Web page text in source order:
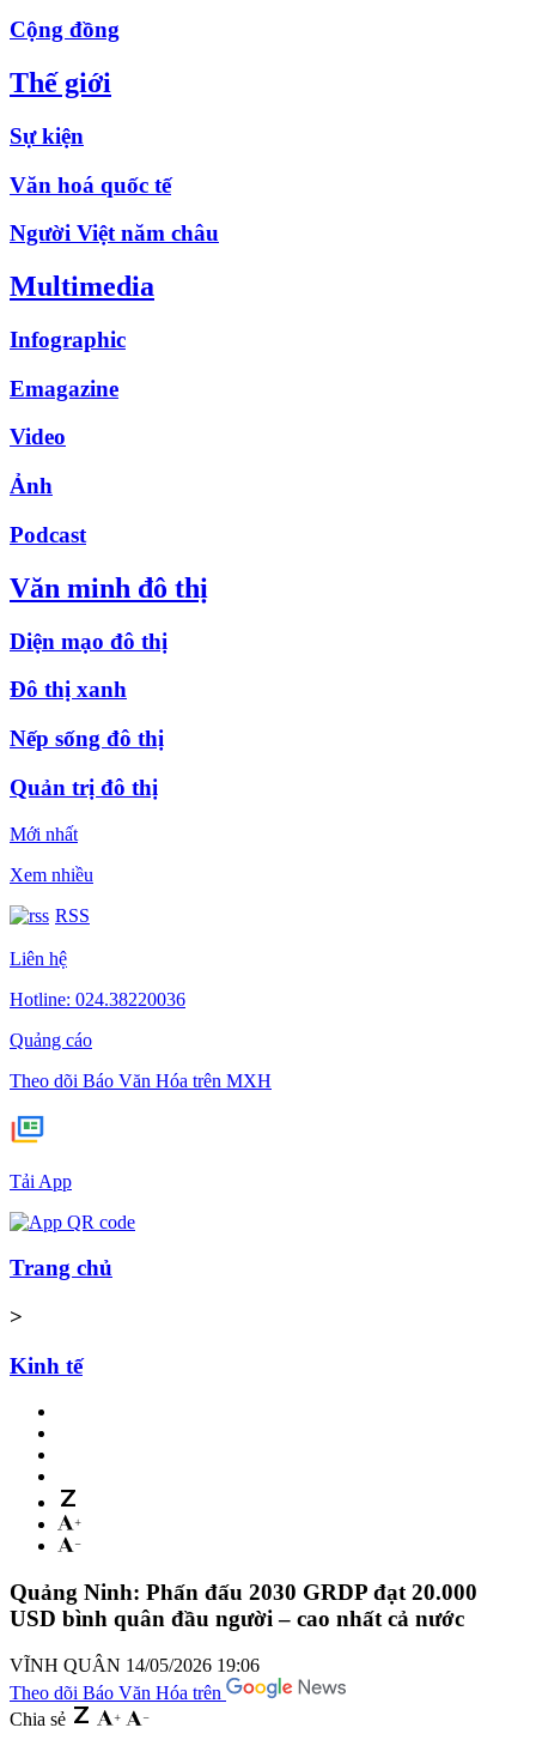
Cộng đồng
Thế giới
Sự kiện
Văn hoá quốc tế
Người Việt năm châu
Multimedia
Infographic
Emagazine
Video
Ảnh
Podcast
Văn minh đô thị
Diện mạo đô thị
Đô thị xanh
Nếp sống đô thị
Quản trị đô thị
Mới nhất
Xem nhiều
RSS
Liên hệ
Hotline: 024.38220036
Quảng cáo
Theo dõi Báo Văn Hóa trên MXH
Tải App
Trang chủ
>
Kinh tế
Quảng Ninh: Phấn đấu 2030 GRDP đạt 20.000
USD bình quân đầu người – cao nhất cả nước
VĨNH QUÂN 14/05/2026 19:06
Theo dõi Báo Văn Hóa trên
Chia sẻ